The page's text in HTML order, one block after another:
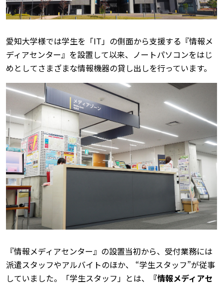
愛知大学様では学生を「IT」の側面から支援する『情報メ
ディアセンター』を設置して以来、ノートパソコンをはじ
めとしてさまざまな情報機器の貸し出しを行っています。
『情報メディアセンター』の設置当初から、受付業務には
派遣スタッフやアルバイトのほか、 “学生スタッフ”が従事
していました。「学生スタッフ」とは、
『情報メディアセ